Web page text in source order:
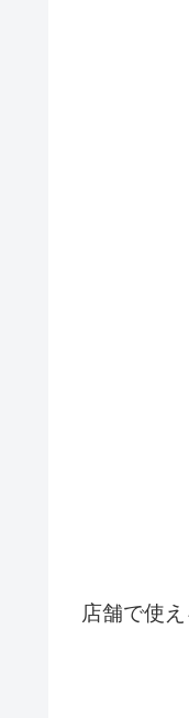
店舗で使